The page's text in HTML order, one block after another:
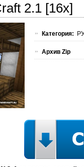
2.1 [16x]
Категория:
Архив Zip